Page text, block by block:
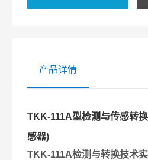
产品详情
TKK-111A型检测与传感转
感器)
TKK-111A检测与转换技术